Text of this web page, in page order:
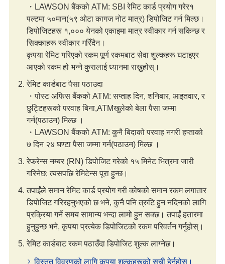
・LAWSON बैंकको ATM: SBI रेमिट कार्ड प्रयोग गरेर१
पल्टमा ५०मान(५९ ओटा कागज नोट मात्र) डिपोजिट गर्न मिल्छ।
डिपोजिटहरू १,००० येनको एकाइमा मात्र स्वीकार गर्न सकिन्छ र
सिक्काहरू स्वीकार गरिँदैन।
कृपया रेमिट गरिएको रकम पूर्ण रकमबाट सेवा शुल्कहरू घटाइएर
आएको रकम हो भन्ने कुरालाई ध्यानमा राख्नुहोस्।
रेमिट कार्डबाट पैसा पठाउदा
・पोस्ट अफिस बैंकको ATM: सप्ताह दिन, शनिबार, आइतवार, र
छुट्टिहरूको परवाह बिना,ATMखुलेको बेला पैसा जम्मा
गर्न(पठाउन) मिल्छ ।
・LAWSON बैंकको ATM: कुनै बिदाको परवाह नगरी हप्ताको
७ दिन २४ घण्टा पैसा जम्मा गर्न(पठाउन) मिल्छ ।
रेफरेन्स नम्बर (RN) डिपोजिट गरेको १५ मिनेट भित्रमा जारी
गरिनेछ; त्यसपछि रेमिटेन्स पूरा हुन्छ।
तपाईंले समान रेमिट कार्ड प्रयोग गरी कोषको समान रकम लगातार
डिपोजिट गरिरहनुभएको छ भने, कुनै पनि त्रुटि हुन नदिनको लागि
प्रक्रिया गर्ने समय सामान्य भन्दा लामो हुन सक्छ। तपाईं हतारमा
हुनुहुन्छ भने, कृपया प्रत्येक डिपोजिटको रकम परिवर्तन गर्नुहोस्।
रेमिट कार्डबाट रकम पठाउँदा डिपोजिट शुल्क लाग्नेछ।
विस्तृत विवरणको लागि कृपया शुल्कहरूको सूची हेर्नुहोस्।